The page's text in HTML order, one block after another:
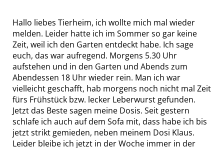
Hallo liebes Tierheim, ich wollte mich mal wieder
melden. Leider hatte ich im Sommer so gar keine
Zeit, weil ich den Garten entdeckt habe. Ich sage
euch, das war aufregend. Morgens 5.30 Uhr
aufstehen und in den Garten und Abends zum
Abendessen 18 Uhr wieder rein. Man ich war
vielleicht geschafft, hab morgens noch nicht mal Zeit
fürs Frühstück bzw. lecker Leberwurst gefunden.
Jetzt das Beste sagen meine Dosis. Seit gestern
schlafe ich auch auf dem Sofa mit, dass habe ich bis
jetzt strikt gemieden, neben meinem Dosi Klaus.
Leider bleibe ich jetzt in der Woche immer in der